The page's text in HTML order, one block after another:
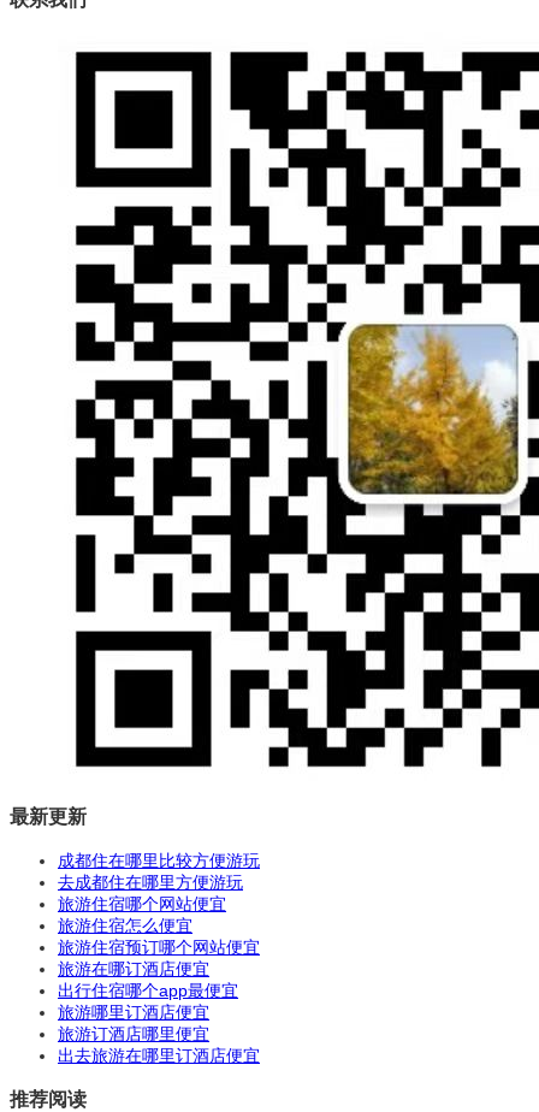
最新更新
成都住在哪里比较方便游玩
去成都住在哪里方便游玩
旅游住宿哪个网站便宜
旅游住宿怎么便宜
旅游住宿预订哪个网站便宜
旅游在哪订酒店便宜
出行住宿哪个app最便宜
旅游哪里订酒店便宜
旅游订酒店哪里便宜
出去旅游在哪里订酒店便宜
推荐阅读